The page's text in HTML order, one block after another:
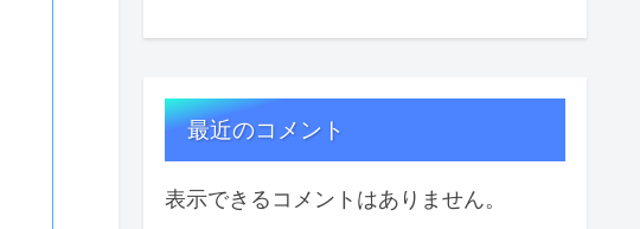
最近のコメント
表示できるコメントはありません。